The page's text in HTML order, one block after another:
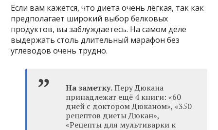
Если вам кажется, что диета очень лёгкая, так как
предполагает широкий выбор белковых
продуктов, вы заблуждаетесь. На самом деле
выдержать столь длительный марафон без
углеводов очень трудно.
На заметку.Перу Дюкана
принадлежат ещё 4 книги: «60
дней с доктором Дюканом», «350
рецептов диеты Дюкан»,
«Рецепты для мультиварки к